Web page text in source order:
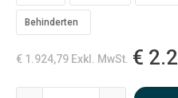
Behinderten
€ 1.924,79 Exkl. MwSt. €